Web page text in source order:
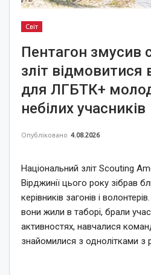
Світ
Пентагон змусив
зліт відмовитися
для ЛГБТК+
небілих учасників
Опубліковано 4.08.2026
Національний зліт Scouting
Вірджинії цього року зібрав
керівників загонів і
вони жили в таборі, брали
активностях, навчалися
знайомилися з однолітками з